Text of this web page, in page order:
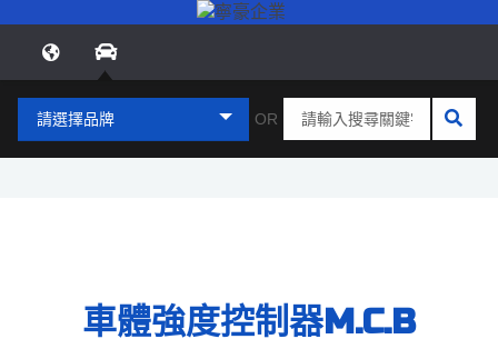
請選擇品牌 OR
車體強度控制器M.C.B